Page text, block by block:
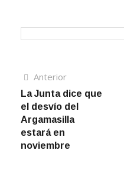
Navegación
de
entradas
AnteriorArtículo
anterior
La Junta dice que
el desvío del
Argamasilla
estará en
noviembre